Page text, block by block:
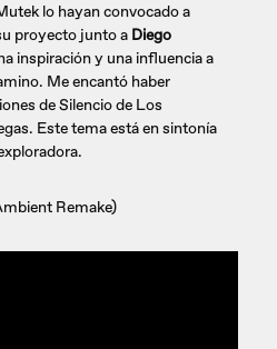
lo hayan convocado a
proyecto junto a Diego
inspiración y una influencia a
Me encantó haber
de Silencio de Los
Este tema está en sintonía
Remake)